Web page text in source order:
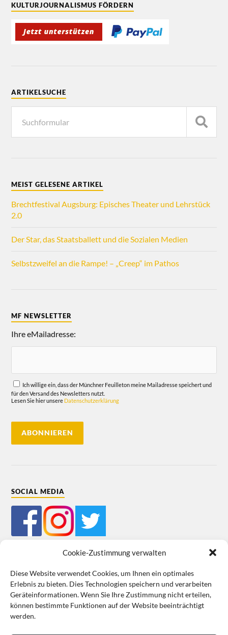
Cookie-Zustimmung verwalten
Diese Website verwendet Cookies, um Ihnen ein optimales
Erlebnis zu bieten. Dies Technologien speichern und verarbeiten
Geräteinformationen. Wenn Sie Ihre Zustimmung nicht erteilen,
können bestimmte Funktionen auf der Website beeinträchtigt
werden.
KULTURJOURNALISMUS FÖRDERN
ARTIKELSUCHE
MEIST GELESENE ARTIKEL
Brechtfestival Augsburg: Episches Theater und Lehrstück
2.0
Der Star, das Staatsballett und die Sozialen Medien
Selbstzweifel an die Rampe! – „Creep“ im Pathos
MF NEWSLETTER
Ihre eMailadresse:
Ich willige ein, dass der Münchner Feuilleton meine Mailadresse speichert und
für den Versand des Newsletters nutzt.
Lesen Sie hier unsere Datenschutzerklärung
SOCIAL MEDIA
Mein Bestellkonto Kundeninformationen Datenschutz
Cookie-Richtlinie (EU) Impressum